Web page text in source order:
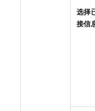
选择
接信